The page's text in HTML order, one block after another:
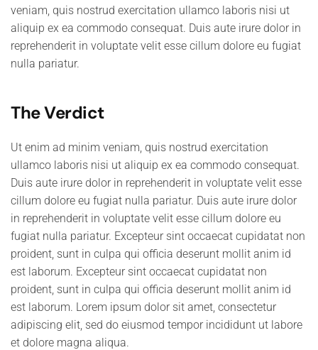
veniam, quis nostrud exercitation ullamco laboris nisi ut
aliquip ex ea commodo consequat. Duis aute irure dolor in
reprehenderit in voluptate velit esse cillum dolore eu fugiat
nulla pariatur.
The Verdict
Ut enim ad minim veniam, quis nostrud exercitation
ullamco laboris nisi ut aliquip ex ea commodo consequat.
Duis aute irure dolor in reprehenderit in voluptate velit esse
cillum dolore eu fugiat nulla pariatur. Duis aute irure dolor
in reprehenderit in voluptate velit esse cillum dolore eu
fugiat nulla pariatur. Excepteur sint occaecat cupidatat non
proident, sunt in culpa qui officia deserunt mollit anim id
est laborum. Excepteur sint occaecat cupidatat non
proident, sunt in culpa qui officia deserunt mollit anim id
est laborum. Lorem ipsum dolor sit amet, consectetur
adipiscing elit, sed do eiusmod tempor incididunt ut labore
et dolore magna aliqua.